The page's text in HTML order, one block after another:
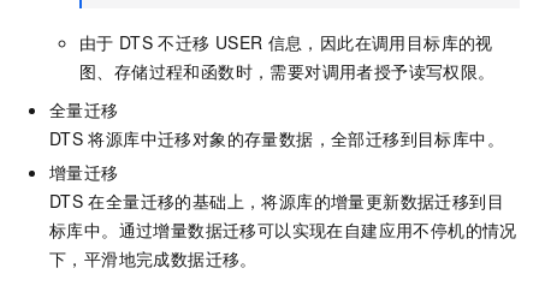
由于 DTS 不迁移 USER 信息，因此在调用目标库的视
图、存储过程和函数时，需要对调用者授予读写权限。
全量迁移
DTS 将源库中迁移对象的存量数据，全部迁移到目标库中。
增量迁移
DTS 在全量迁移的基础上，将源库的增量更新数据迁移到目
标库中。通过增量数据迁移可以实现在自建应用不停机的情况
下，平滑地完成数据迁移。